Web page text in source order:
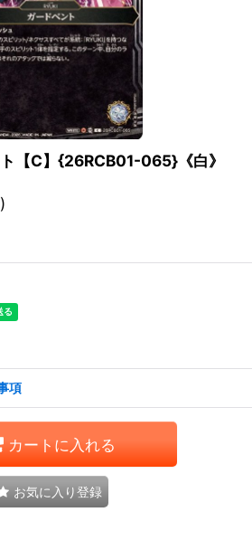
【C】{26RCB01-065}《白》
項
カートに入れる
お気に入り登録